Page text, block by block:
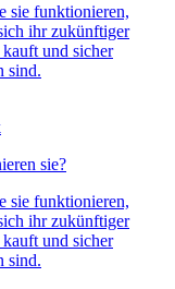
sie funktionieren,
ihr zukünftiger
und sicher
sind.
sie?
sie funktionieren,
ihr zukünftiger
und sicher
sind.